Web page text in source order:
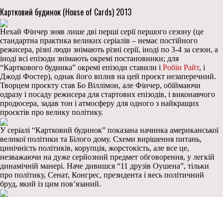
Картковий будинок (House of Cards) 2013
Нехай Фінчер зняв лише дві перші серії першого сезону (це
стандартна практика великих серіалів – немає постійного
режисера, різні люди знімають різні серії, іноді по 3-4 за сезон, а
іноді всі епізоди знімають окремі постановники; для
“Карткового будинка” окремі епізоди ставили і Робін Райт, і
Джоді Фостер), однак його вплив на цей проєкт незаперечний.
Творцем проєкту став Бо Віллімон, але Фінчер, обіймаючи
одразу і посаду режисера для стартових епізодів, і виконавчого
продюсера, задав тон і атмосферу для одного з найкращих
проєктів про велику політику.
У серіалі “Картковий будинок” показана начинка американської
великої політики та Білого дому. Схеми вирішення питань,
цинічність політиків, корупція, жорстокість, але все це,
незважаючи на дуже серйозний предмет обговорення, у легкій
динамічній манері. Наче дивишся “11 друзів Оушена”, тільки
про політику, Сенат, Конгрес, президента і весь політичний
бруд, який із цим пов’язаний.